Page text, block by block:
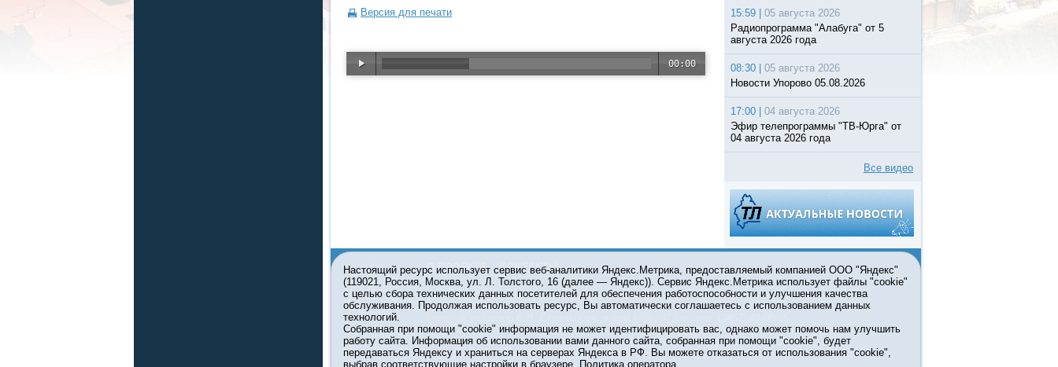
Версия для печати
00:00
15:59 |
05 августа 2026
Радиопрограмма "Алабуга" от 5
августа 2026 года
08:30 |
05 августа 2026
Новости Упорово 05.08.2026
17:00 |
04 августа 2026
Эфир телепрограммы "ТВ-Юрга" от
04 августа 2026 года
Все видео
О ПРОЕКТЕ КОНТАКТЫ
© 2001-2026 Сетевое издание Тюмень Медиа. При использовании материалов ссылка
обязательна.
Информационная лента выходит при финансовой поддержке правительства Тюменской
области. Свидетельство о регистрации СМИ ЭЛ №ФС 77-67413 от 13.10.2016 выдано
Федеральной службой по надзору в сфере связи, информационных технологий и массовых
Настоящий ресурс использует сервис веб-аналитики Яндекс.Метрика, предоставляемый компанией ООО "Яндекс"
(119021, Россия, Москва, ул. Л. Толстого, 16 (далее — Яндекс)). Сервис Яндекс.Метрика использует файлы "cookie"
с целью сбора технических данных посетителей для обеспечения работоспособности и улучшения качества
обслуживания. Продолжая использовать ресурс, Вы автоматически соглашаетесь с использованием данных
технологий.
Собранная при помощи "cookie" информация не может идентифицировать вас, однако может помочь нам улучшить
работу сайта. Информация об использовании вами данного сайта, собранная при помощи "cookie", будет
передаваться Яндексу и храниться на серверах Яндекса в РФ. Вы можете отказаться от использования "cookie",
выбрав соответствующие настройки в браузере.
Политика оператора